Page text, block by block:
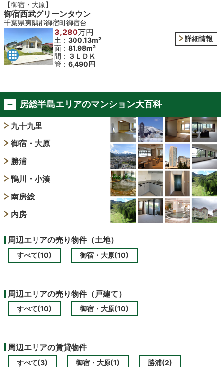
【御宿・大原】
御宿西武グリーンタウン
千葉県夷隅郡御宿町御宿台
3,280万円
土： 300.13m²
面： 81.98m²
間： ３ＬＤＫ
管： 6,490円
詳細情報
房総半島エリアのマンション大百科
九十九里
御宿・大原
勝浦
鴨川・小湊
南房総
内房
周辺エリアの売り物件（土地）
すべて(10) 御宿・大原(10)
周辺エリアの売り物件（戸建て）
すべて(10) 御宿・大原(10)
周辺エリアの賃貸物件
すべて(3) 御宿・大原(1) 勝浦(2)